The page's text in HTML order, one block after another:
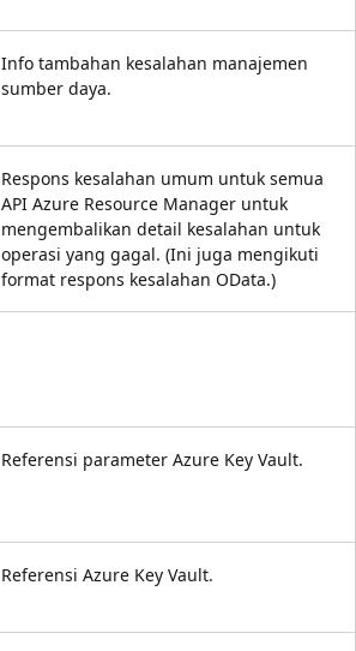
Info tambahan kesalahan manajemen
sumber daya.
Respons kesalahan umum untuk semua
API Azure Resource Manager untuk
mengembalikan detail kesalahan untuk
operasi yang gagal. (Ini juga mengikuti
format respons kesalahan OData.)
Referensi parameter Azure Key Vault.
Referensi Azure Key Vault.